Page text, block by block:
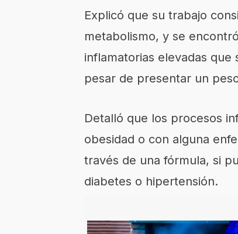
Explicó que su trabajo
metabolismo, y se
inflamatorias elevadas
pesar de presentar un
Detalló que los procesos
obesidad o con alguna
través de una fórmula, si
diabetes o hipertensión.